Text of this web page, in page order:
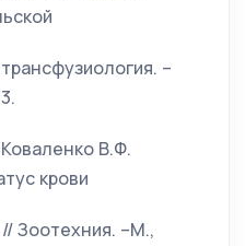
–
В.Ф.
крови
Зоотехния. –М.,